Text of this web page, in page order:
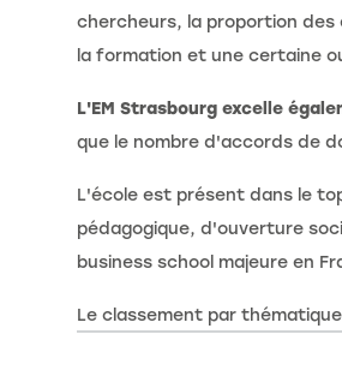
chercheurs, la proportion des
la formation et une certaine
L'EM Strasbourg excelle
que le nombre d'accords de
L'école est présent dans le
pédagogique, d'ouverture
business school majeure en
Le classement par thématique